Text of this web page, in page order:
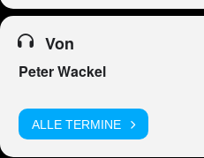
Von
Peter Wackel
ALLE TERMINE